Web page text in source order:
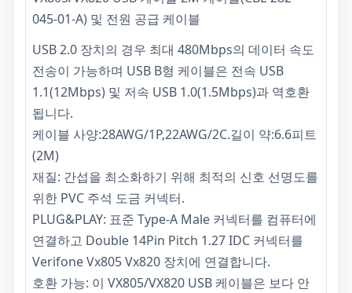
045-01-A) 및 전원 공급 케이블
USB 2.0 장치의 경우 최대 480Mbps의 데이터 속도
전송이 가능하며 USB B형 케이블은 전속 USB
1.1(12Mbps) 및 저속 USB 1.0(1.5Mbps)과 역호환
됩니다.
케이블 사양:28AWG/1P,22AWG/2C.길이 약:6.6피트
(2M)
재질: 간섭을 최소화하기 위해 최적의 신호 선명도를
위한 PVC 주석 도금 커넥터.
PLUG&PLAY: 표준 Type-A Male 커넥터를 컴퓨터에
연결하고 Double 14Pin Pitch 1.27 IDC 커넥터를
Verifone Vx805 Vx820 장치에 연결합니다.
호환 가능: 이 VX805/VX820 USB 케이블은 보다 안